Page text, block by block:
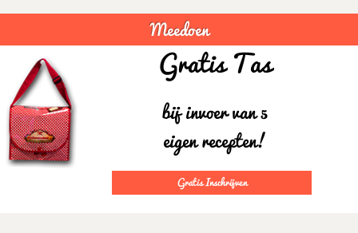
Meedoen
Gratis Tas
bij invoer van 5
eigen recepten!
Gratis Inschrijven